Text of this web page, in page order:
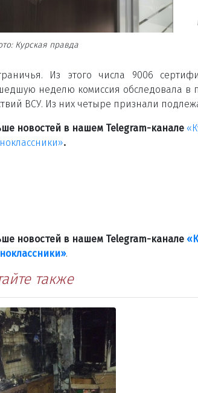
Курская правда
Из этого числа 9006
неделю комиссия обследовала в
ВСУ. Из них четыре признали
новостей в нашем Telegram-канале
.
новостей в нашем Telegram-канале
.
также